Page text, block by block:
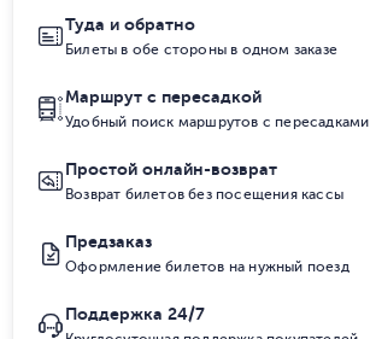
Туда и обратно
Билеты в обе стороны в одном заказе
Маршрут с пересадкой
Удобный поиск маршрутов с пересадками
Простой онлайн-возврат
Возврат билетов без посещения кассы
Предзаказ
Оформление билетов на нужный поезд
Поддержка 24/7